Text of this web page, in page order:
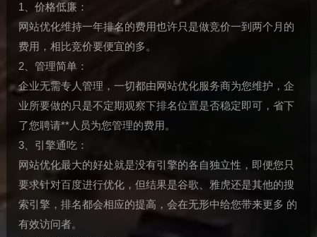
1、价格低廉：
网站优化维持一年排名的费用也许只是做竞价一到两个月的
费用，相比竞价要便宜的多。
2、管理简单：
企业无需专人管理，一切都由网站优化服务商为您维护，企
业所要做的只是不定期观察下排名位置是否稳定即可，省下
了您聘请**人员为您管理的费用。
3、引擎通吃：
网站优化最大的好处就是没有引擎的各自独立性，即便您只
要求针对百度进行优化，但结果是谷歌、雅虎还是其他的搜
索引擎，排名都会相应的提高，会在无形中给您带来更多 的
有效访问者。